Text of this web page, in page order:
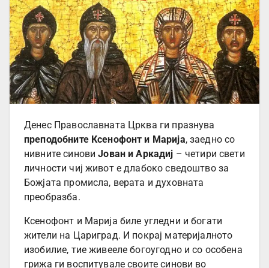
Денес Православната Црква ги празнува
преподобните Ксенофонт и Марија, заедно со
нивните синовиЈован и Аркадиј – четири свети
личности чиј живот е длабоко сведоштво за
Божјата промисла, верата и духовната
преобразба.
Ксенофонт и Марија биле угледни и богати
жители на Цариград. И покрај материјалното
изобилие, тие живееле богоугодно и со особена
грижа ги воспитувале своите синови во